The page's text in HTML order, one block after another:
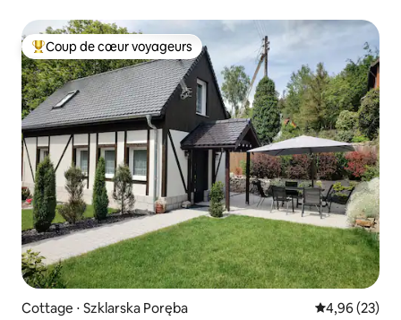
Coups de cœur voyageurs les plus appréciés
Coup de cœur voyageurs
Cottage ⋅ Szklarska Poręba Évaluation
4,96 (23)